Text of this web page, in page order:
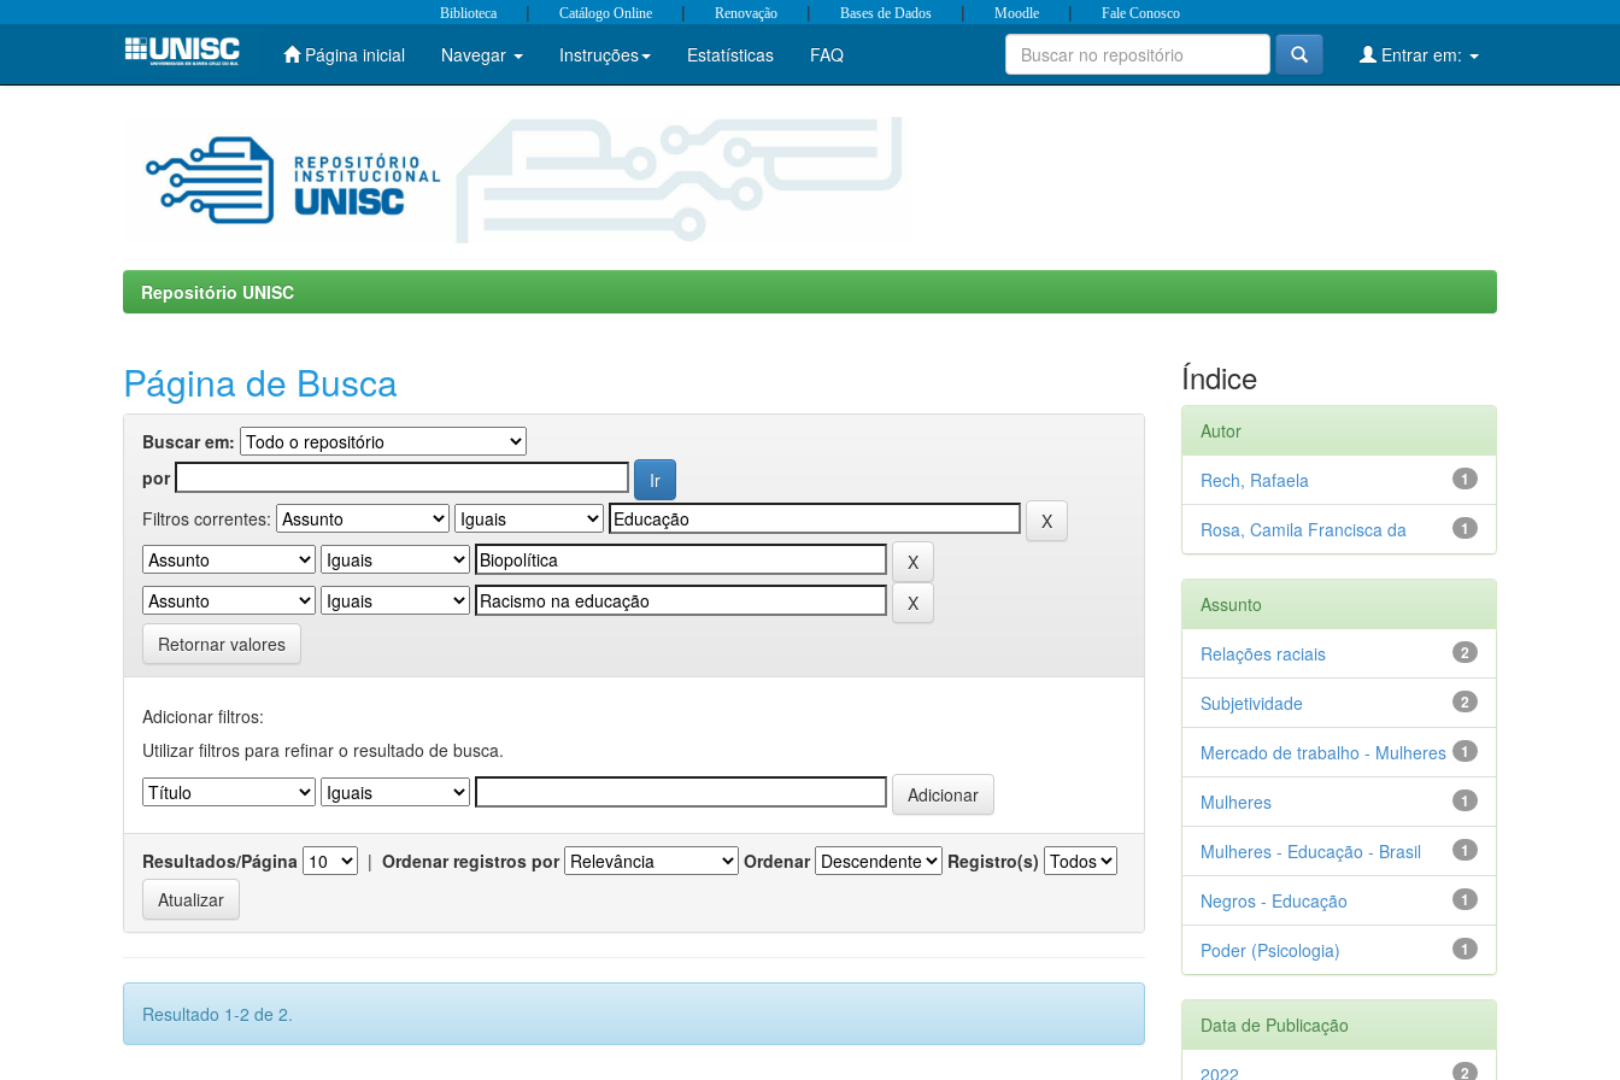
Skip
Biblioteca | Catálogo Online | Renovação | Bases de Dados | Moodle | Fale Conosco
Página inicial Navegar Instruções Estatísticas FAQ Entrar em:
Repositório UNISC
Página de Busca
Buscar em:
por
Filtros correntes:
Retornar valores
Adicionar filtros:
Utilizar filtros para refinar o resultado de busca.
Resultados/Página | Ordenar registros por Ordenar Registro(s)
Resultado 1-2 de 2.
Índice
Autor
1
Rech, Rafaela
1
Rosa, Camila Francisca da
Assunto
2
Relações raciais
2
Subjetividade
1
Mercado de trabalho - Mulheres
1
Mulheres
1
Mulheres - Educação - Brasil
1
Negros - Educação
1
Poder (Psicologia)
Data de Publicação
2
2022